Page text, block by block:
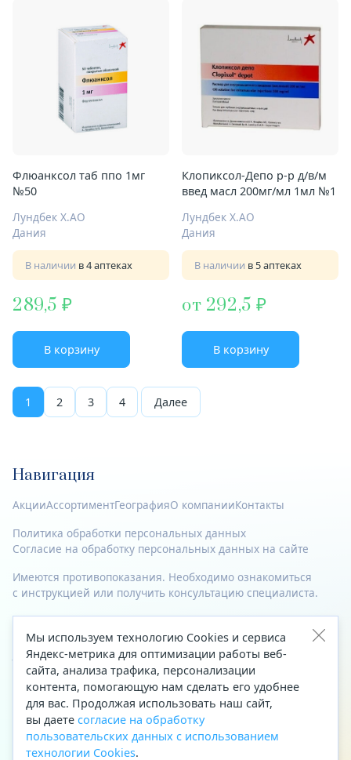
Флюанксол таб ппо 1мг
№50
Лундбек Х.АО
Дания
В наличии в 4 аптеках
289,5
В корзину
Клопиксол-Депо р-р д/в/м
введ масл 200мг/мл 1мл №1
Лундбек Х.АО
Дания
В наличии в 5 аптеках
от 292,5
В корзину
1 2 3 4 Далее
Навигация
АкцииАссортиментГеографияО компанииКонтакты
Политика обработки персональных данных
Согласие на обработку персональных данных на сайте
Имеются противопоказания. Необходимо ознакомиться
с инструкцией или получить консультацию специалиста.
© 2023—2026 Все права защищены.
Адрес
Архангельск, ул. Папанина, д. 19 (вход в здание со стороны
автоцентра «Тойота»)
Приемная Генерального директора
Телефон
+7 (8182) 63-60-31
Мы используем технологию Cookies и сервиса
Яндекс-метрика для оптимизации работы веб-
сайта, анализа трафика, персонализации
контента, помогающую нам сделать его удобнее
для вас. Продолжая использовать наш сайт,
вы даете согласие на обработку
пользовательских данных с использованием
технологии Cookies.